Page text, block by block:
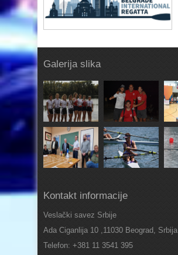
Galerija slika
Kontakt informacije
Veslački savez Srbije
Ada Ciganlija 10 ,11030 Beograd, Srbija
Telefon: +381 11 3541 395